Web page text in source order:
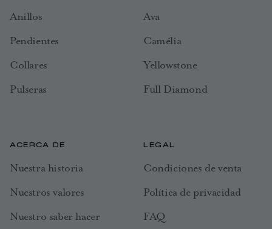
Anillos
Pendientes
Collares
Pulseras
Ava
Camélia
Yellowstone
Full Diamond
ACERCA DE
Nuestra historia
Nuestros valores
Nuestro saber hacer
LEGAL
Condiciones de venta
Política de privacidad
FAQ